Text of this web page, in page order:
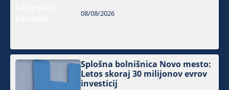
08/08/2026
Splošna bolnišnica Novo mesto:
Letos skoraj 30 milijonov evrov
investicij